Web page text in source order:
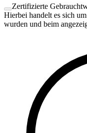
Zertifizierte
Hierbei handelt es sich
wurden und beim